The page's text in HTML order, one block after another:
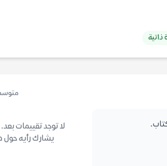
لا توجد تقييمات
يشارك رأيه حول